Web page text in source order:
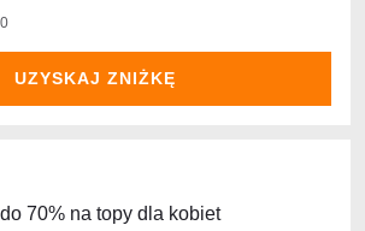
UZYSKAJ ZNIŻKĘ
70% na topy dla kobiet